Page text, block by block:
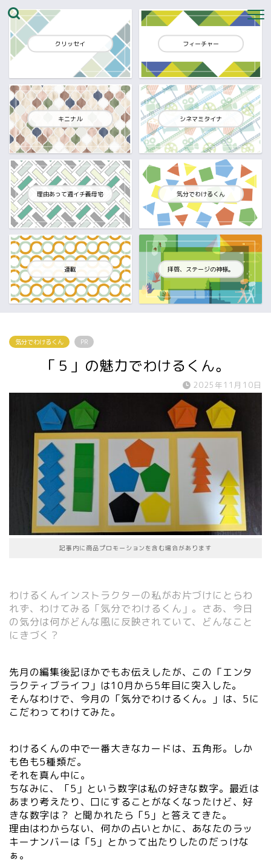
クリッセイ フィーチャー
キニナル シネマミタイナ
理由あって週イチ義母宅 気分でわけるくん
連載 拝啓、ステージの神様。
気分でわけるくん PR
「５」の魅力でわけるくん。
2025年11月10日
記事内に商品プロモーションを含む場合があります
わけるくんインストラクターの私がお片づけにとらわ
れず、わけてみる「気分でわけるくん」。さあ、今日
の気分は何がどんな風に反映されていて、どんなこと
にきづく？
先月の編集後記ほかでもお伝えしたが、この「エンタ
ラクティブライフ」は10月から5年目に突入した。
そんなわけで、今月の「気分でわけるくん。」は、5に
こだわってわけてみた。
わけるくんの中で一番大きなカードは、五角形。しか
も色も5種類だ。
それを真ん中に。
ちなみに、「5」という数字は私の好きな数字。最近は
あまり考えたり、口にすることがなくなったけど、好
きな数字は？ と聞かれたら「5」と答えてきた。
理由はわからない、何かの占いとかに、あなたのラッ
キーナンバーは「5」とかって出たりしたのだっけな
ぁ。